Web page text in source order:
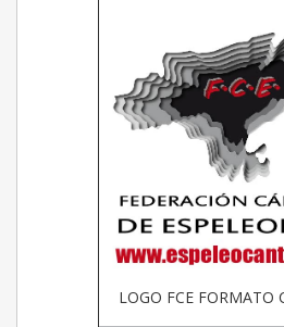
LOGO FCE FORMATO